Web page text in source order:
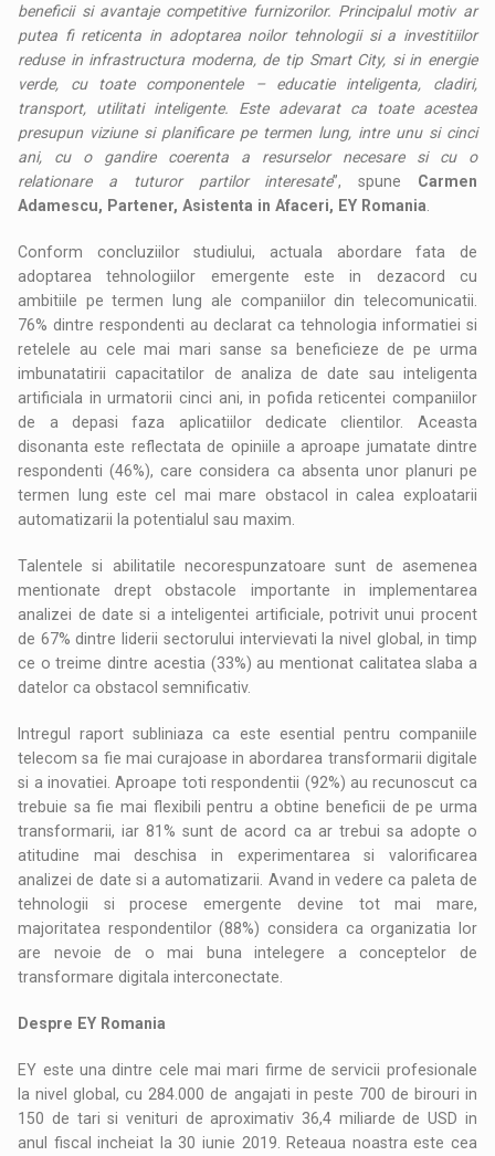
beneficii si avantaje competitive furnizorilor. Principalul motiv ar
putea fi reticenta in adoptarea noilor tehnologii si a investitiilor
reduse in infrastructura moderna, de tip Smart City, si in energie
verde, cu toate componentele – educatie inteligenta, cladiri,
transport, utilitati inteligente. Este adevarat ca toate acestea
presupun viziune si planificare pe termen lung, intre unu si cinci
ani, cu o gandire coerenta a resurselor necesare si cu o
relationare a tuturor partilor interesate”, spune Carmen
Adamescu, Partener, Asistenta in Afaceri, EY Romania
Conform concluziilor studiului, actuala abordare fata de
adoptarea tehnologiilor emergente este in dezacord cu
ambitiile pe termen lung ale companiilor din telecomunicatii.
76% dintre respondenti au declarat ca tehnologia informatiei si
retelele au cele mai mari sanse sa beneficieze de pe urma
imbunatatirii capacitatilor de analiza de date sau inteligenta
artificiala in urmatorii cinci ani, in pofida reticentei companiilor
de a depasi faza aplicatiilor dedicate clientilor. Aceasta
disonanta este reflectata de opiniile a aproape jumatate dintre
respondenti (46%), care considera ca absenta unor planuri pe
termen lung este cel mai mare obstacol in calea exploatarii
automatizarii la potentialul sau maxim.
Talentele si abilitatile necorespunzatoare sunt de asemenea
mentionate drept obstacole importante in implementarea
analizei de date si a inteligentei artificiale, potrivit unui procent
de 67% dintre liderii sectorului intervievati la nivel global, in timp
ce o treime dintre acestia (33%) au mentionat calitatea slaba a
datelor ca obstacol semnificativ.
Intregul raport subliniaza ca este esential pentru companiile
telecom sa fie mai curajoase in abordarea transformarii digitale
si a inovatiei. Aproape toti respondentii (92%) au recunoscut ca
trebuie sa fie mai flexibili pentru a obtine beneficii de pe urma
transformarii, iar 81% sunt de acord ca ar trebui sa adopte o
atitudine mai deschisa in experimentarea si valorificarea
analizei de date si a automatizarii. Avand in vedere ca paleta de
tehnologii si procese emergente devine tot mai mare,
majoritatea respondentilor (88%) considera ca organizatia lor
are nevoie de o mai buna intelegere a conceptelor de
transformare digitala interconectate.
Despre EY Romania
EY este una dintre cele mai mari firme de servicii profesionale
la nivel global, cu 284.000 de angajati in peste 700 de birouri in
150 de tari si venituri de aproximativ 36,4 miliarde de USD in
anul fiscal incheiat la 30 iunie 2019. Reteaua noastra este cea